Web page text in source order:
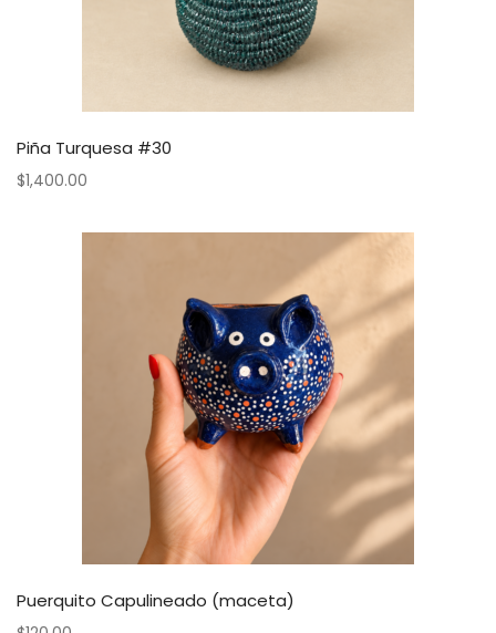
Piña Turquesa #30
$1,400.00
Puerquito Capulineado (maceta)